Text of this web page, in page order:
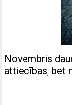
Novembris
attiecības, bet